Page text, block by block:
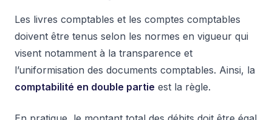
Les livres comptables et les comptes comptables
doivent être tenus selon les normes en vigueur qui
visent notamment à la transparence et
l’uniformisation des documents comptables. Ainsi, la
comptabilité en double partie est la règle.